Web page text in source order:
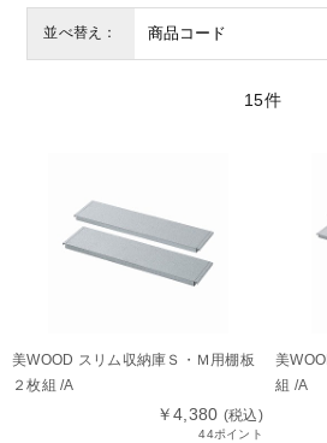
並べ替え：
15件
美WOOD スリム収納庫Ｓ・Ｍ用棚板
２枚組 /A
￥4,380 (税込)
44ポイント
美
組 /A